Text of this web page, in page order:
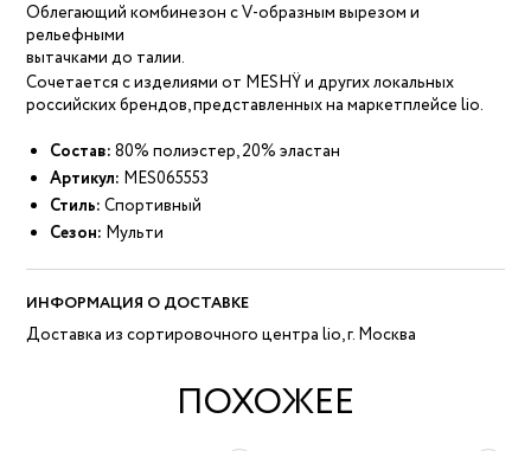
Облегающий комбинезон с V-образным вырезом и
рельефными
вытачками до талии.
Сочетается с изделиями от MESHŸ и других локальных
российских брендов, представленных на маркетплейсе lio.
Состав: 80% полиэстер, 20% эластан
Артикул: MES065553
Стиль: Спортивный
Сезон: Мульти
ИНФОРМАЦИЯ О ДОСТАВКЕ
Доставка из сортировочного центра lio, г. Москва
ПОХОЖЕЕ